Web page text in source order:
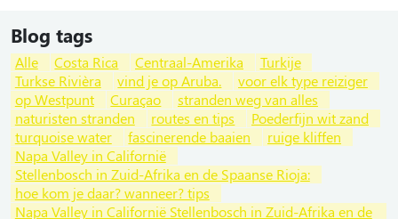
Blog tags
Alle Costa Rica Centraal-Amerika
Turkije
Turkse Rivièra
vind je op Aruba.
voor elk type reiziger
op Westpunt
Curaçao
stranden weg van alles
naturisten stranden
routes en tips
Poederfijn wit zand
turquoise water
fascinerende baaien
ruige kliffen
Napa Valley in Californië
Stellenbosch in Zuid-Afrika en de Spaanse Rioja:
hoe kom je daar? wanneer? tips
Napa Valley in Californië Stellenbosch in Zuid-Afrika en de